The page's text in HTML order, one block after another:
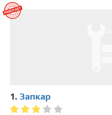
1. Запкар